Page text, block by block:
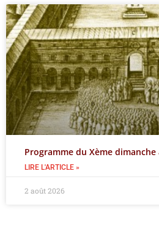
Programme du Xème
LIRE L'ARTICLE »
2 août 2026